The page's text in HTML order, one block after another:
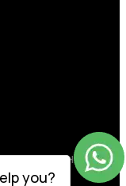
LOS DERECHOS
you?